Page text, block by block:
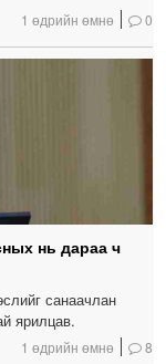
1 өдрийн өмнө 0
нь дараа ч
санаачлан
ярилцав.
1 өдрийн өмнө 8